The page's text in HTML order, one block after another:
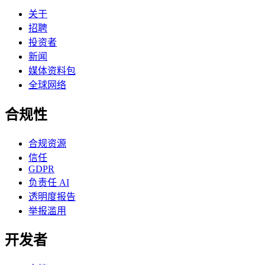
关于
招聘
投资者
新闻
媒体资料包
全球网络
合规性
合规资源
信任
GDPR
负责任 AI
透明度报告
举报滥用
开发者